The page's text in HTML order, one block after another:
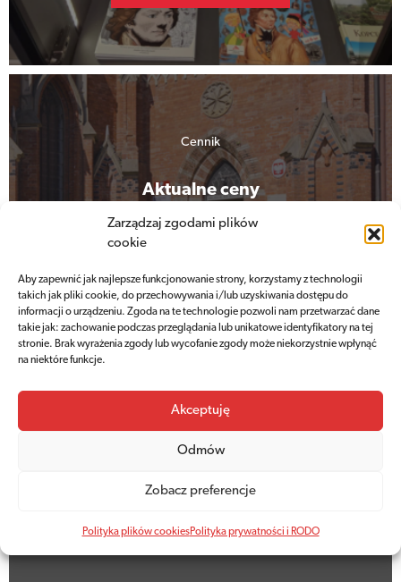
Zarządzaj zgodami plików
cookie
Aby zapewnić jak najlepsze funkcjonowanie strony, korzystamy z technologii
takich jak pliki cookie, do przechowywania i/lub uzyskiwania dostępu do
informacji o urządzeniu. Zgoda na te technologie pozwoli nam przetwarzać dane
takie jak: zachowanie podczas przeglądania lub unikatowe identyfikatory na tej
stronie. Brak wyrażenia zgody lub wycofanie zgody może niekorzystnie wpłynąć
na niektóre funkcje.
Akceptuję
Odmów
Zobacz preferencje
Polityka plików cookiesPolityka prywatności i RODO
Cennik
Aktualne ceny
biletów wstępu
Sprawdź cennik
Godziny otwarcia
Kopiec jest dziś otwarty w godzinach
9.00 - 19.00